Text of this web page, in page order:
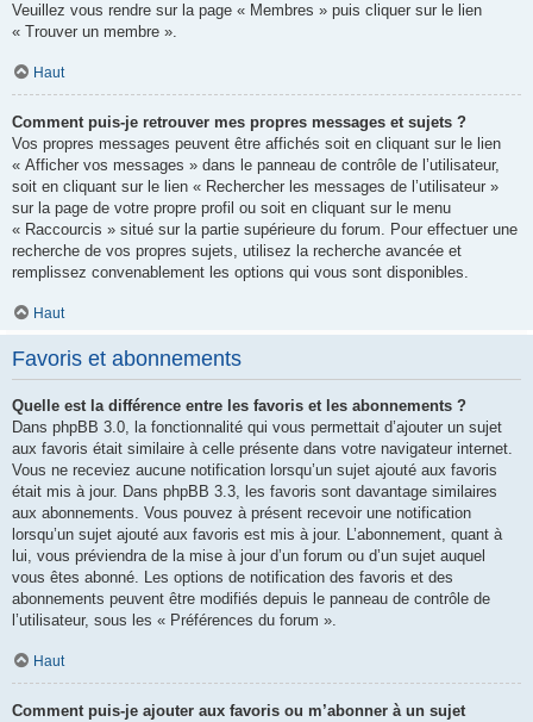
Veuillez vous rendre sur la page « Membres » puis cliquer sur le lien
« Trouver un membre ».
Haut
Comment puis-je retrouver mes propres messages et sujets ?
Vos propres messages peuvent être affichés soit en cliquant sur le lien
« Afficher vos messages » dans le panneau de contrôle de l’utilisateur,
soit en cliquant sur le lien « Rechercher les messages de l’utilisateur »
sur la page de votre propre profil ou soit en cliquant sur le menu
« Raccourcis » situé sur la partie supérieure du forum. Pour effectuer une
recherche de vos propres sujets, utilisez la recherche avancée et
remplissez convenablement les options qui vous sont disponibles.
Haut
Favoris et abonnements
Quelle est la différence entre les favoris et les abonnements ?
Dans phpBB 3.0, la fonctionnalité qui vous permettait d’ajouter un sujet
aux favoris était similaire à celle présente dans votre navigateur internet.
Vous ne receviez aucune notification lorsqu’un sujet ajouté aux favoris
était mis à jour. Dans phpBB 3.3, les favoris sont davantage similaires
aux abonnements. Vous pouvez à présent recevoir une notification
lorsqu’un sujet ajouté aux favoris est mis à jour. L’abonnement, quant à
lui, vous préviendra de la mise à jour d’un forum ou d’un sujet auquel
vous êtes abonné. Les options de notification des favoris et des
abonnements peuvent être modifiés depuis le panneau de contrôle de
l’utilisateur, sous les « Préférences du forum ».
Haut
Comment puis-je ajouter aux favoris ou m’abonner à un sujet